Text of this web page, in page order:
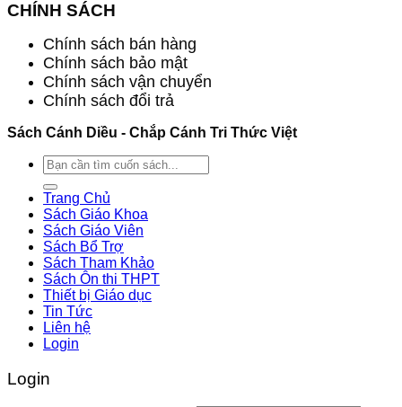
CHÍNH SÁCH
Chính sách bán hàng
Chính sách bảo mật
Chính sách vận chuyển
Chính sách đổi trả
Sách Cánh Diều - Chắp Cánh Tri Thức Việt
Search
for:
Trang Chủ
Sách Giáo Khoa
Sách Giáo Viên
Sách Bổ Trợ
Sách Tham Khảo
Sách Ôn thi THPT
Thiết bị Giáo dục
Tin Tức
Liên hệ
Login
Login